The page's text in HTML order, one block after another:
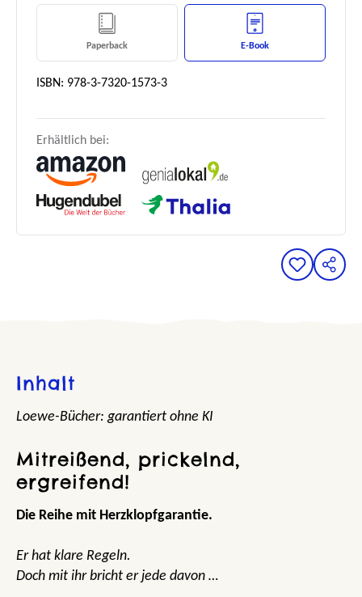
Paperback E-Book
ISBN: 978-3-7320-1573-3
Erhältlich bei:
Inhalt
Loewe-Bücher: garantiert ohne KI
Mitreißend, prickelnd,
ergreifend!
Die Reihe mit Herzklopfgarantie.
Er hat klare Regeln.
Doch mit ihr bricht er jede davon …